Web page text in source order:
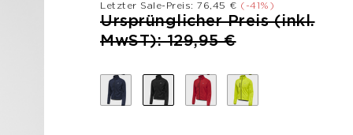
Letzter Sale-Preis: 76,45 € (-41%)
Preis reduziert von
Ursprünglicher Preis (inkl.
MwST): 129,95 €bis